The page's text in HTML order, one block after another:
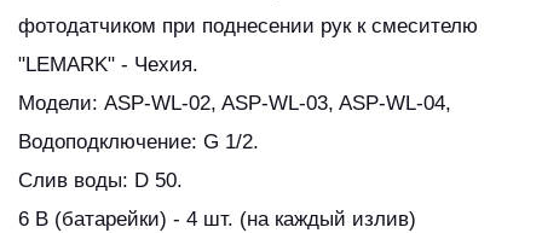
фотодатчиком при поднесении рук к смесителю
"LEMARK" - Чехия.
Модели: ASP-WL-02, ASP-WL-03, ASP-WL-04,
Водоподключение: G 1/2.
Слив воды: D 50.
6 В (батарейки) - 4 шт. (на каждый излив)